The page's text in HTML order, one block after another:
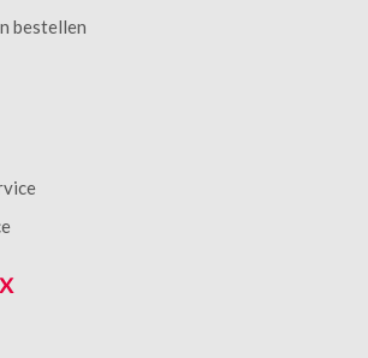
bestellen